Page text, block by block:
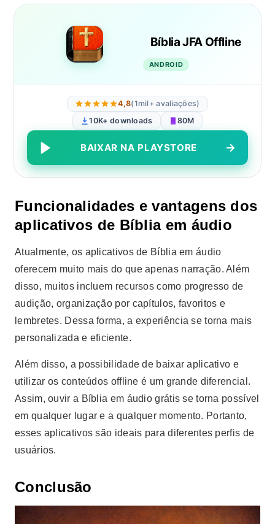
Bíblia JFA Offline
ANDROID
4,8(1mil+ avaliações)
10K+ downloads
80M
BAIXAR NA PLAYSTORE
Funcionalidades e vantagens dos
aplicativos de Bíblia em áudio
Atualmente, os aplicativos de Bíblia em áudio
oferecem muito mais do que apenas narração. Além
disso, muitos incluem recursos como progresso de
audição, organização por capítulos, favoritos e
lembretes. Dessa forma, a experiência se torna mais
personalizada e eficiente.
Além disso, a possibilidade de baixar aplicativo e
utilizar os conteúdos offline é um grande diferencial.
Assim, ouvir a Bíblia em áudio grátis se torna possível
em qualquer lugar e a qualquer momento. Portanto,
esses aplicativos são ideais para diferentes perfis de
usuários.
Conclusão